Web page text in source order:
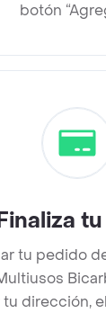
botón
tu pedido
dirección,